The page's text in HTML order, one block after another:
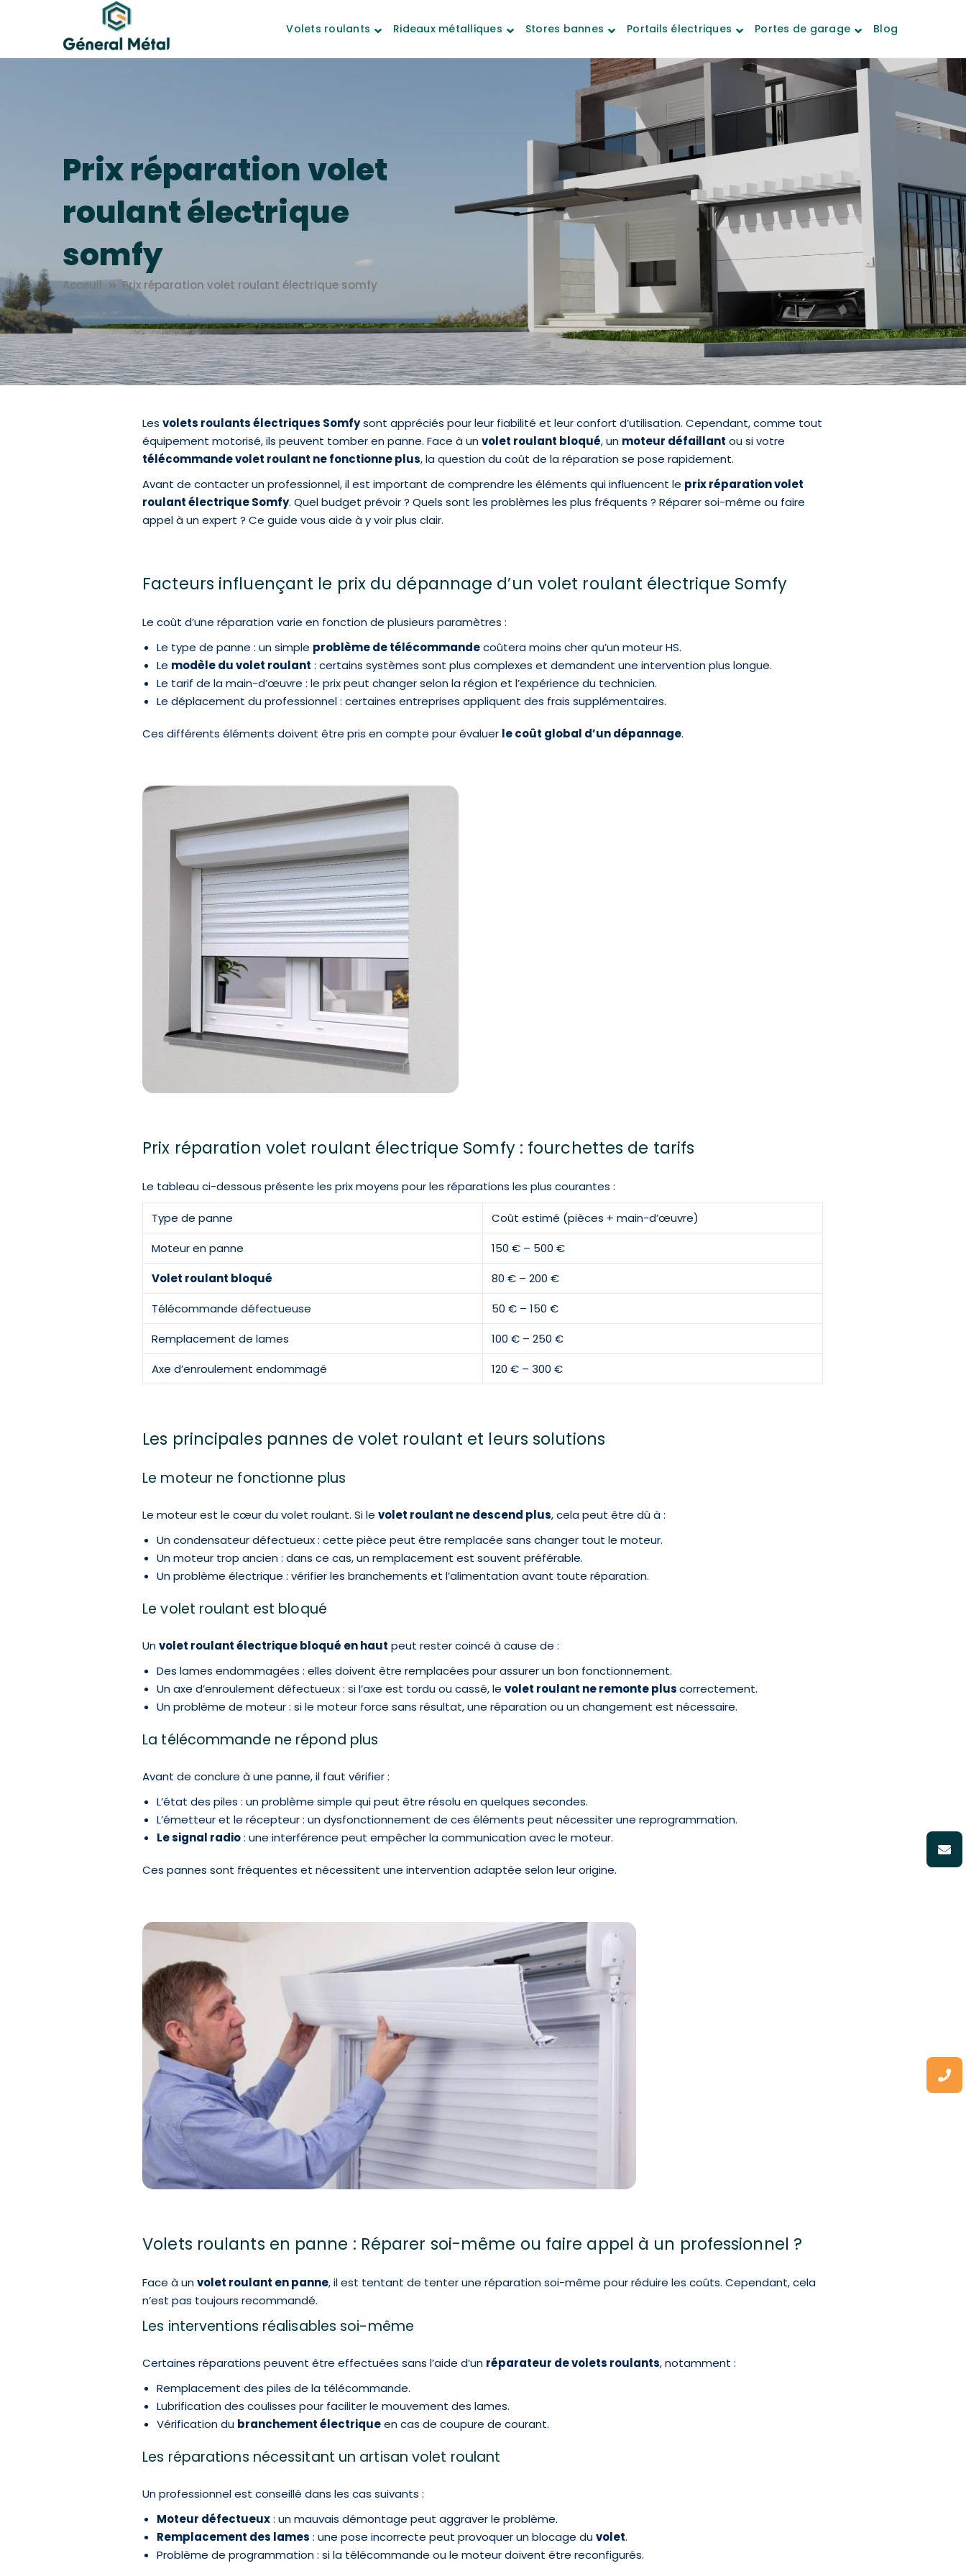
Volets roulants Rideaux métalliques Stores bannes Portails électriques Portes de garage Blog
Prix réparation volet
roulant électrique
somfy
Acceuil Prix réparation volet roulant électrique somfy
Lesvolets roulants électriques Somfysont appréciés pour leur fiabilité et leur confort d’utilisation. Cependant, comme tout
équipement motorisé, ils peuvent tomber en panne. Face à unvolet roulant bloqué, un moteur défaillant ou si votre
télécommande volet roulant ne fonctionne plus, la question du coût de la réparation se pose rapidement.
Avant de contacter un professionnel, il est important de comprendre les éléments qui influencent le prix réparation volet
roulant électrique Somfy. Quel budget prévoir ? Quels sont les problèmes les plus fréquents ? Réparer soi-même ou faire
appel à un expert ? Ce guide vous aide à y voir plus clair.
Facteurs influençant le prix du dépannage d’un volet roulant électrique Somfy
Le coût d’une réparation varie en fonction de plusieurs paramètres :
Le type de panne : un simple problème de télécommandecoûtera moins cher qu’un moteur HS.
Le modèle du volet roulant : certains systèmes sont plus complexes et demandent une intervention plus longue.
Le tarif de la main-d’œuvre : le prix peut changer selon la région et l’expérience du technicien.
Le déplacement du professionnel : certaines entreprises appliquent des frais supplémentaires.
Ces différents éléments doivent être pris en compte pour évaluer le coût global d’un dépannage.
Prix réparation volet roulant électrique Somfy : fourchettes de tarifs
Le tableau ci-dessous présente les prix moyens pour les réparations les plus courantes :
Type de panne
Coût estimé (pièces + main-d’œuvre)
Moteur en panne
150 € – 500 €
Volet roulant bloqué
80 € – 200 €
Télécommande défectueuse
50 € – 150 €
Remplacement de lames
100 € – 250 €
Axe d’enroulement endommagé
120 € – 300 €
Les principales pannes de volet roulant et leurs solutions
Le moteur ne fonctionne plus
Le moteur est le cœur du volet roulant. Si levolet roulant ne descend plus, cela peut être dû à :
Un condensateur défectueux : cette pièce peut être remplacée sans changer tout le moteur.
Un moteur trop ancien : dans ce cas, un remplacement est souvent préférable.
Un problème électrique : vérifier les branchements et l’alimentation avant toute réparation.
Le volet roulant est bloqué
Unvolet roulant électrique bloqué en haut peut rester coincé à cause de :
Des lames endommagées : elles doivent être remplacées pour assurer un bon fonctionnement.
Un axe d’enroulement défectueux : si l’axe est tordu ou cassé, levolet roulant ne remonte pluscorrectement.
Un problème de moteur : si le moteur force sans résultat, une réparation ou un changement est nécessaire.
La télécommande ne répond plus
Avant de conclure à une panne, il faut vérifier :
L’état des piles : un problème simple qui peut être résolu en quelques secondes.
L’émetteur et le récepteur : un dysfonctionnement de ces éléments peut nécessiter une reprogrammation.
Le signal radio: une interférence peut empêcher la communication avec le moteur.
Ces pannes sont fréquentes et nécessitent une intervention adaptée selon leur origine.
Volets roulants en panne : Réparer soi-même ou faire appel à un professionnel ?
Face à unvolet roulant en panne, il est tentant de tenter une réparation soi-même pour réduire les coûts. Cependant, cela
n’est pas toujours recommandé.
Les interventions réalisables soi-même
Certaines réparations peuvent être effectuées sans l’aide d’un réparateur de volets roulants, notamment :
Remplacement des piles de la télécommande.
Lubrification des coulisses pour faciliter le mouvement des lames.
Vérification du branchement électriqueen cas de coupure de courant.
Les réparations nécessitant un artisan volet roulant
Un professionnel est conseillé dans les cas suivants :
Moteur défectueux: un mauvais démontage peut aggraver le problème.
Remplacement des lames : une pose incorrecte peut provoquer un blocage duvolet.
Problème de programmation : si la télécommande ou le moteur doivent être reconfigurés.